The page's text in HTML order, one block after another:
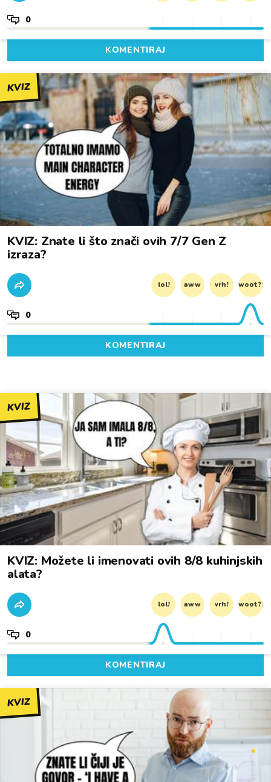
0
KOMENTIRAJ
KVIZ
KVIZ: Znate li što znači ovih 7/7 Gen Z
izraza?
lol! aww vrh! woot?!
0
KOMENTIRAJ
KVIZ
KVIZ: Možete li imenovati ovih 8/8 kuhinjskih
alata?
lol! aww vrh! woot?!
0
KOMENTIRAJ
KVIZ